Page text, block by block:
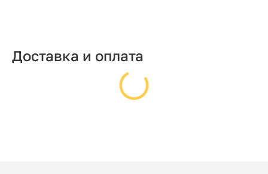
Доставка и оплата